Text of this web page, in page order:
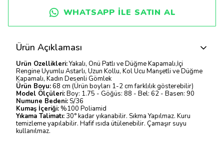
WHATSAPP ILE SATIN AL
Ürün Açıklaması
Ürün Özellikleri:Yakalı, Önü Patlı ve Düğme Kapamalı,İçi
Rengine Uyumlu Astarlı, Uzun Kollu, Kol Ucu Manşetli ve Düğme
Kapamalı, Kadın Desenli Gömlek
Ürün Boyu:68 cm (Ürün boyları 1-2 cm farklılık gösterebilir)
Model Ölçüleri:Boy: 1.75 - Göğüs: 88 - Bel: 62 - Basen: 90
Numune Bedeni: S/36
Kumaş İçeriği: %100 Poliamid
Yıkama Talimatı:30° kadar yıkanabilir. Sıkma Yapılmaz. Kuru
temizleme yapılabilir. Hafif ısıda ütülenebilir. Çamaşır suyu
kullanılmaz.